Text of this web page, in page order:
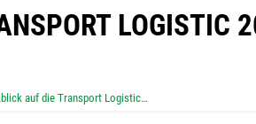
LOGISTIC
auf die Transport Logistic…